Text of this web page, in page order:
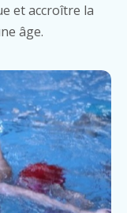
et accroître la
âge.